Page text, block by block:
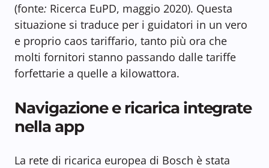
(fonte: Ricerca EuPD, maggio 2020). Questa
situazione si traduce per i guidatori in un vero
e proprio caos tariffario, tanto più ora che
molti fornitori stanno passando dalle tariffe
forfettarie a quelle a kilowattora.
Navigazione e ricarica integrate
nella app
La rete di ricarica europea di Bosch è stata